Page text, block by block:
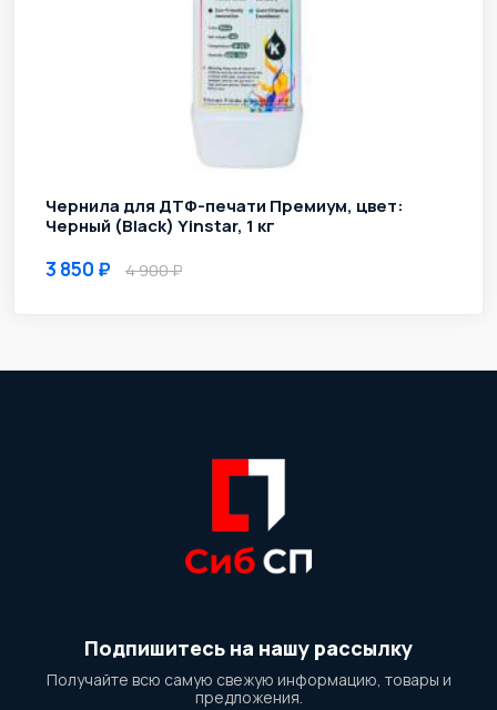
Чернила для ДТФ-печати Премиум, цвет:
Черный (Black) Yinstar, 1 кг
3 850 4 900
Подпишитесь на нашу рассылку
Получайте всю самую свежую информацию, товары и
предложения.